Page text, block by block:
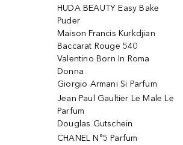
HUDA BEAUTY Easy Bake
Puder
Maison Francis Kurkdjian
Baccarat Rouge 540
Valentino Born In Roma
Donna
Giorgio Armani Si Parfum
Jean Paul Gaultier Le Male Le
Parfum
Douglas Gutschein
CHANEL N°5 Parfum